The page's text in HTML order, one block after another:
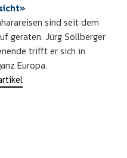
sind seit dem
geraten. Jürg Sollberger
trifft er sich in
Europa.